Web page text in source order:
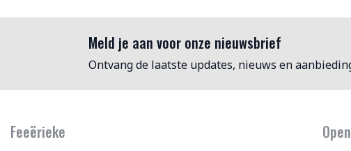
Meld je aan voor onze nieuwsbrief
Ontvang de laatste updates, nieuws en
Feeërieke